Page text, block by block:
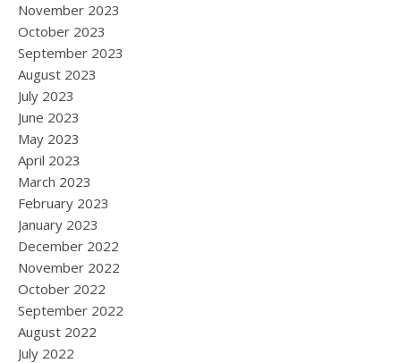
November 2023
October 2023
September 2023
August 2023
July 2023
June 2023
May 2023
April 2023
March 2023
February 2023
January 2023
December 2022
November 2022
October 2022
September 2022
August 2022
July 2022